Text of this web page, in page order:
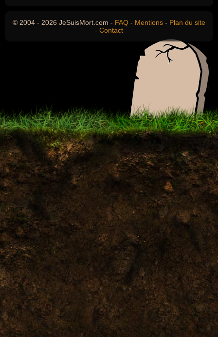
© 2004 - 2026 JeSuisMort.com - FAQ - Mentions - Plan du site
- Contact